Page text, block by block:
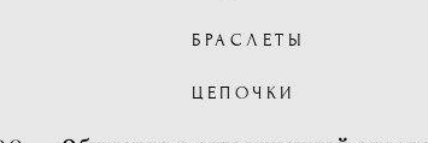
БРАСЛЕТЫ
ЦЕПОЧКИ